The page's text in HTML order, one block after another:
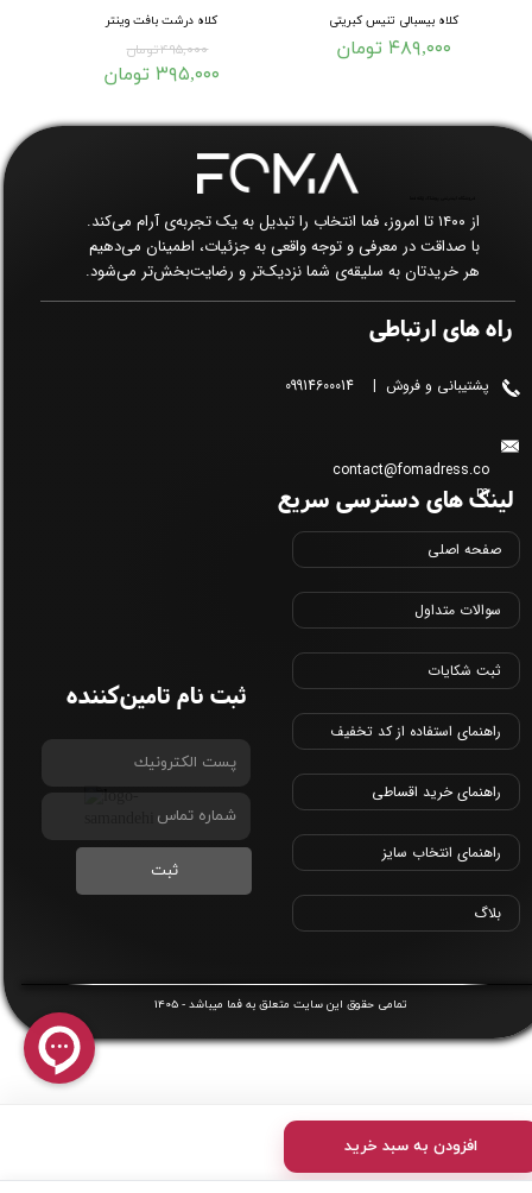
افزودن به سبد خرید
کلاه درشت بافت وینتر
۴۹۵,۰۰۰ تومان
۳۹۵,۰۰۰ تومان
کلاه بیسبالی تنیس کبریتی
۴۸۹,۰۰۰ تومان
​تمامی حقوق این سایت متعلق بهفما میباشد -1405
راه های ارتباطی
پشتیبانی و فروش | 09914600014
contact@fomadress.co
m
لینک های دسترسی سریع
صفحه اصلی
سوالات متداول
ثبت شکایات
راهنمای استفاده از کد تخفیف
راهنمای خرید اقساطی
راهنمای انتخاب سایز
بلاگ
از ۱۴۰۰ تا امروز، فما انتخاب را تبدیل به یک تجربه‌ی آرام می‌کند.
با صداقت در معرفی و توجه واقعی به جزئیات، اطمینان می‌دهیم
هر خریدتان به سلیقه‌ی شما نزدیک‌تر و رضایت‌بخش‌تر می‌شود.
ثبت
ثبت نام تامین‌کننده